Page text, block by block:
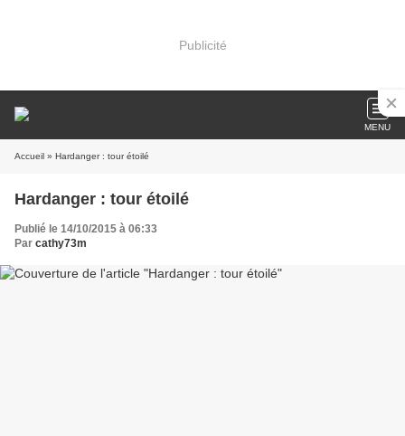
Publicité
MENU
Accueil » Hardanger : tour étoilé
Hardanger : tour étoilé
Publié le 14/10/2015 à 06:33
Par cathy73m